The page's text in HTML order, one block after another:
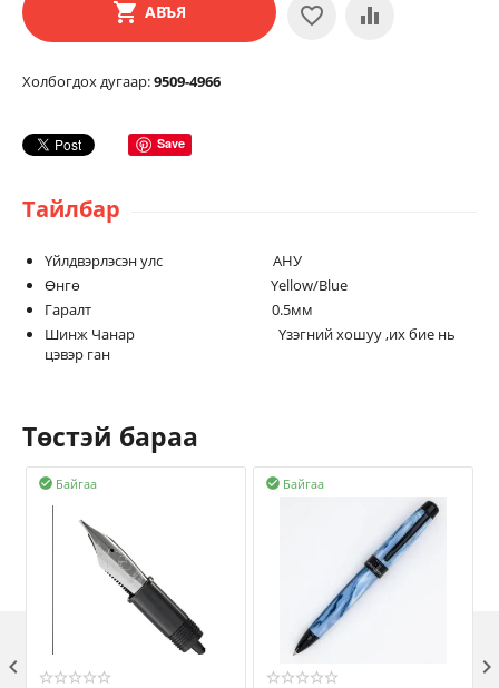
АВЪЯ
Холбогдох дугаар:9509-4966
Save
Тайлбар
Үйлдвэрлэсэн улс АНУ
Өнгө Yellow/Blue
Гаралт 0.5мм
Шинж Чанар Үзэгний хошуу ,их бие нь
цэвэр ган
Төстэй бараа
Байгаа
 Байгаа

 